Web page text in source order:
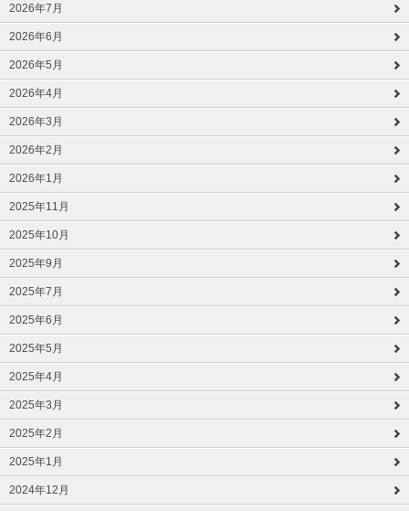
2026年7月
2026年6月
2026年5月
2026年4月
2026年3月
2026年2月
2026年1月
2025年11月
2025年10月
2025年9月
2025年7月
2025年6月
2025年5月
2025年4月
2025年3月
2025年2月
2025年1月
2024年12月